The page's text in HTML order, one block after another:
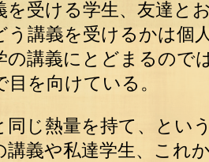
を受ける学生、友達と
う講義を受けるかは個
の講義にとどまるので
目を向けている。
同じ熱量を持て、と
講義や私達学生、これ